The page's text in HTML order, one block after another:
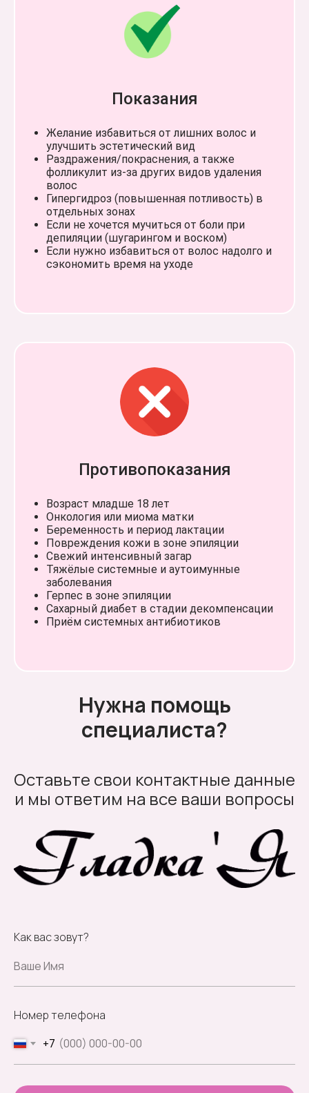
Показания
Желание избавиться от лишних волос и
улучшить эстетический вид
Раздражения/покраснения, а также
фолликулит из-за других видов удаления
волос
Гипергидроз (повышенная потливость) в
отдельных зонах
Если не хочется мучиться от боли при
депиляции (шугарингом и воском)
Если нужно избавиться от волос надолго и
сэкономить время на уходе
Противопоказания
Возраст младше 18 лет
Онкология или миома матки
Беременность и период лактации
Повреждения кожи в зоне эпиляции
Свежий интенсивный загар
Тяжёлые системные и аутоимунные
заболевания
Герпес в зоне эпиляции
Сахарный диабет в стадии декомпенсации
Приём системных антибиотиков
Нужна помощь
специалиста?
Оставьте свои контактные данные
и мы ответим на все ваши вопросы
Как вас зовут?
Номер телефона
+7
Санкт-Петербург,
Балканская площадь, 5АД
Онлайн-запись
+7 (931) 397-43-45
Санкт-Петербург,
Площадь Александра
Онлайн-запись
+7 (931) 397-43-45
+7 (931) 397-43-45
©2019-2024 Гладка’я. Все права защищены
ИП Серебрянникова Ирина Юрьевна
ИНН: 784200651053
Имеются противовопоказания,
необходима консультация специалиста.
Политика конфиденциальности
Лазерная эпиляция
Стоимость и абонементы
Акции +2
Отзывы
О нас
Согласие на обработку персональных данных